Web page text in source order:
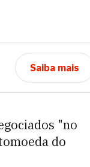
Saiba mais
"no
do